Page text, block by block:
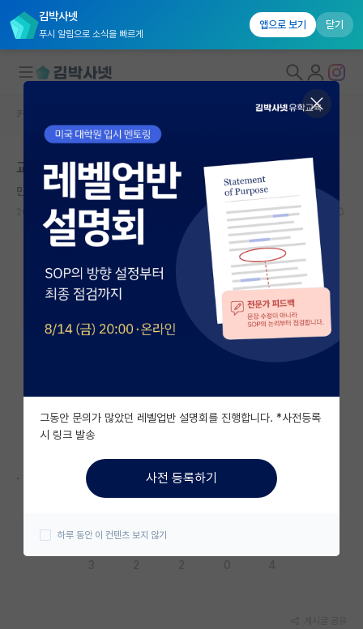
김박사넷
푸시 알림으로 소식을 빠르게
앱으로 보기 닫기
대학원생 모집
국내대학원 정보
연구실&오픈랩
커뮤니티
커뮤니티 홈
전체글보기
베스트 게시판
자유 게시판(아무개랩)
미국 유학 게시판
미국 대학원 합격 후기 게시판
대학원생 모집 게시판
연구실(PI) 홍보 게시판
커뮤니티 홈
교수는 원래 박사과정은 감싸고도나요
만만한 프랜시스 베이컨
2026.06.14 10 7294
.
그동안 문의가 많았던 레벨업반 설명회를 진행합니다. *사전등록
시 링크 발송
사전 등록하기
하루 동안 이 컨텐츠 보지 않기